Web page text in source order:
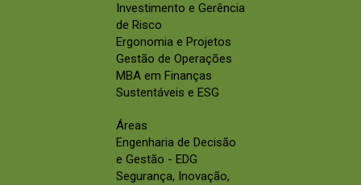
Investimento e Gerência
de Risco
Ergonomia e Projetos
Gestão de Operações
MBA em Finanças
Sustentáveis e ESG
Áreas
Engenharia de Decisão
e Gestão - EDG
Segurança, Inovação,